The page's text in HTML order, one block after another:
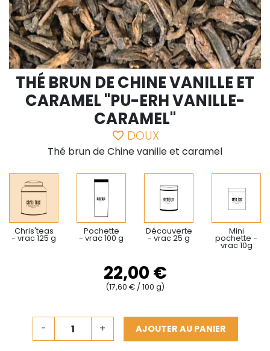
THÉ BRUN DE CHINE VANILLE ET
CARAMEL "PU-ERH VANILLE-
CARAMEL"
favorite_border DOUX
Thé brun de Chine vanille et caramel
Chris'teas
- vrac 125 g
Pochette
- vrac 100 g
Découverte
- vrac 25 g
Mini
pochette -
vrac 10g
22,00 €
(17,60 € / 100 g)
- + AJOUTER AU PANIER